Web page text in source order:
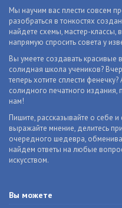
Мы научим вас плести совсем
разобраться в тонкостях
найдете схемы, мастер-классы,
напрямую спросить совета у
Вы умеете создавать красивые
солидная школа учеников?
теперь хотите сплести
солидного печатного
нам!
Пишите, рассказывайте о себе
выражайте мнение, делитесь
очередного шедевра,
найдем ответы на любые
искусством.
Вы можете